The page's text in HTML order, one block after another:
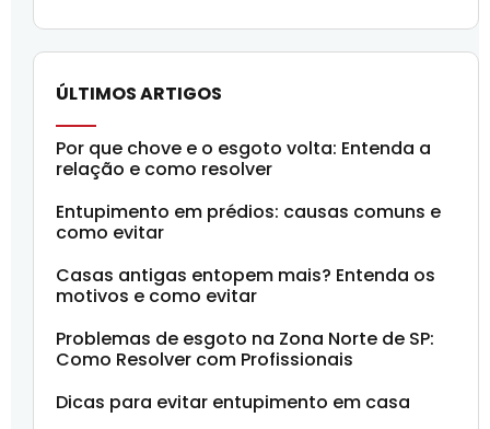
ÚLTIMOS ARTIGOS
Por que chove e o esgoto volta: Entenda a
relação e como resolver
Entupimento em prédios: causas comuns e
como evitar
Casas antigas entopem mais? Entenda os
motivos e como evitar
Problemas de esgoto na Zona Norte de SP:
Como Resolver com Profissionais
Dicas para evitar entupimento em casa